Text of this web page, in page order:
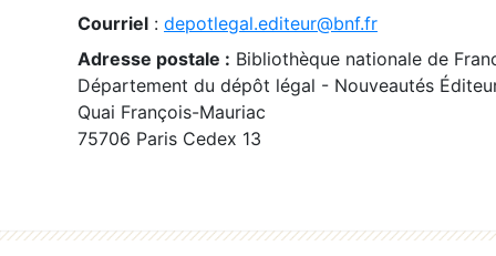
Courriel : depotlegal.editeur@bnf.fr
Adresse postale : Bibliothèque nationale de
Département du dépôt légal - Nouveautés
Quai François-Mauriac
75706 Paris Cedex 13